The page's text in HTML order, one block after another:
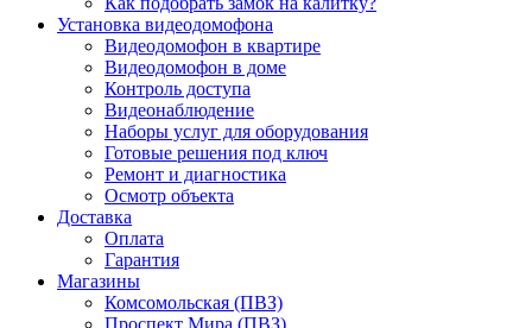
Установка видеодомофона
Видеодомофон в квартире
Видеодомофон в доме
Контроль доступа
Видеонаблюдение
Наборы услуг для оборудования
Готовые решения под ключ
Ремонт и диагностика
Осмотр объекта
Доставка
Оплата
Гарантия
Магазины
Комсомольская (ПВЗ)
Проспект Мира (ПВЗ)